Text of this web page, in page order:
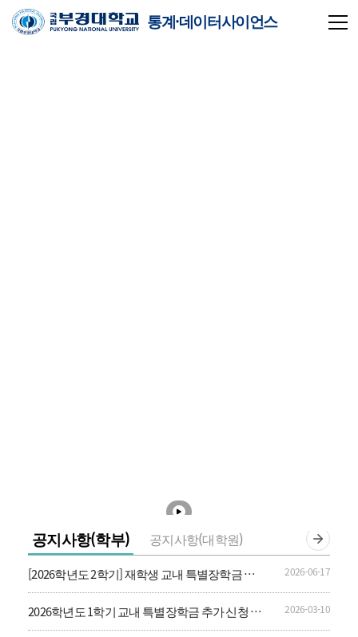
통계·데이터사이언스
공지사항(학부) 공지사항(대학원)
[2026학년도 2학기] 재학생 교내 특별장학금 신
청 안내
2026-06-17
2026학년도 1학기 교내 특별장학금 추가 신청 안
내
2026-03-10